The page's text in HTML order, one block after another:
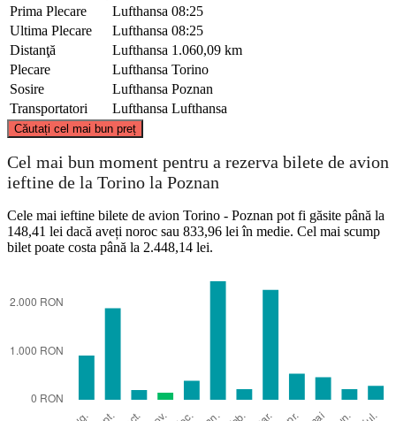
Prima Plecare
Lufthansa 08:25
Ultima Plecare
Lufthansa 08:25
Distanţă
Lufthansa 1.060,09 km
Plecare
Lufthansa Torino
Sosire
Lufthansa Poznan
Transportatori
Lufthansa Lufthansa
Căutați cel mai bun preț
©CARTO
Cel mai bun moment pentru a rezerva bilete de avion
ieftine de la Torino la Poznan
Cele mai ieftine bilete de avion Torino - Poznan pot fi găsite până la
148,41 lei dacă aveți noroc sau 833,96 lei în medie. Cel mai scump
bilet poate costa până la 2.448,14 lei.